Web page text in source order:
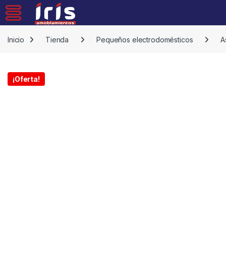
Inicio
Tienda Pequeños electrodomésticos
¡Oferta!